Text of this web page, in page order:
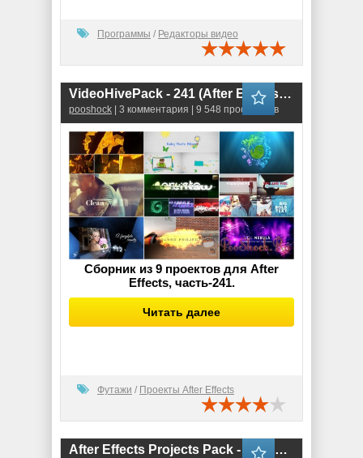
Программы / Редакторы видео
VideoHivePack - 241 (After Effects Projects Pack)
pooshock | 3 комментария | 9 548 просмотров
Сборник из 9 проектов для After
Effects, часть-241.
Читать далее
Футажи / Проекты After Effects
After Effects Projects Pack - 33 (Pond5)